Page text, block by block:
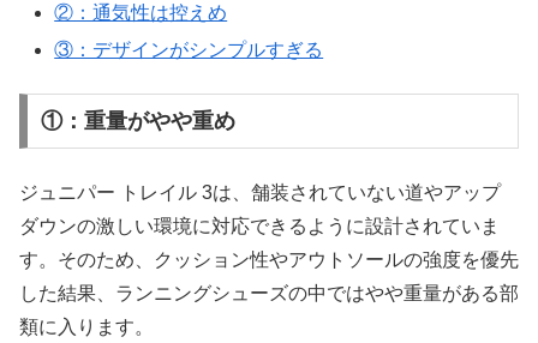
②：通気性は控えめ
③：デザインがシンプルすぎる
①：重量がやや重め
ジュニパー トレイル 3は、舗装されていない道やアップ
ダウンの激しい環境に対応できるように設計されていま
す。そのため、クッション性やアウトソールの強度を優先
した結果、ランニングシューズの中ではやや重量がある部
類に入ります。